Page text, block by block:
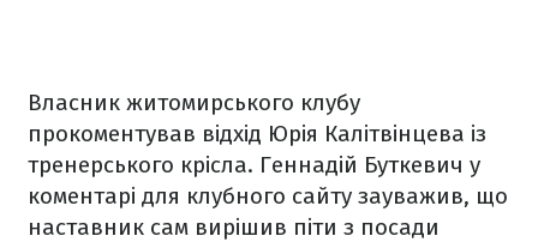
Власник житомирського клубу
прокоментував відхід Юрія Калітвінцева із
тренерського крісла. Геннадій Буткевич у
коментарі для клубного сайту зауважив, що
наставник сам вирішив піти з посади